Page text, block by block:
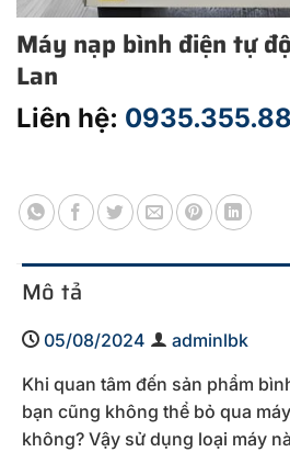
Máy nạp bình điện tự
Lan
Liên hệ:
Mô tả
05/08/2024
adminlbk
Khi quan tâm đến sản phẩm
bạn cũng không thể bỏ qua
không? Vậy sử dụng loại máy